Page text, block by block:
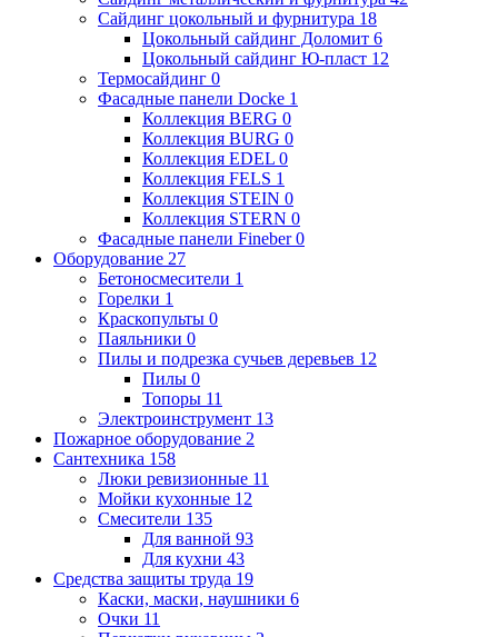
Сайдинг цокольный и фурнитура 18
Цокольный сайдинг Доломит 6
Цокольный сайдинг Ю-пласт 12
Термосайдинг 0
Фасадные панели Docke 1
Коллекция BERG 0
Коллекция BURG 0
Коллекция EDEL 0
Коллекция FELS 1
Коллекция STEIN 0
Коллекция STERN 0
Фасадные панели Fineber0
Оборудование 27
Бетоносмесители 1
Горелки 1
Краскопульты 0
Паяльники 0
Пилы и подрезка сучьев деревьев 12
Пилы 0
Топоры 11
Электроинструмент 13
Пожарное оборудование 2
Сантехника 158
Люки ревизионные 11
Мойки кухонные 12
Смесители 135
Для ванной 93
Для кухни 43
Средства защиты труда 19
Каски, маски, наушники 6
Очки 11